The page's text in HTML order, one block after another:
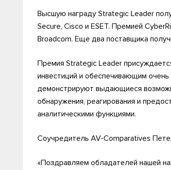
Высшую награду Strategic Leader
Secure, Cisco и ESET. Премией
Broadcom. Еще два поставщика
Премия Strategic Leader
инвестиций и обеспечивающим
демонстрируют выдающиеся
обнаружения, реагирования и
аналитическими функциями.
Соучредитель AV-Comparatives
«Поздравляем обладателей нашей